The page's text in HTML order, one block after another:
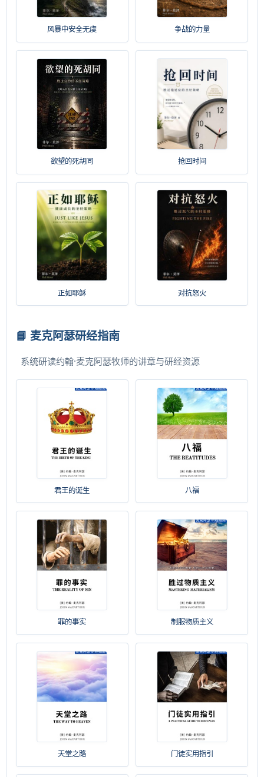
风暴中安全无虞 争战的力量
欲望的死胡同 抢回时间
正如耶稣 对抗怒火
📘 麦克阿瑟研经指南
系统研读约翰·麦克阿瑟牧师的讲章与研经资源
君王的诞生 八福
罪的事实 制服物质主义
天堂之路 门徒实用指引